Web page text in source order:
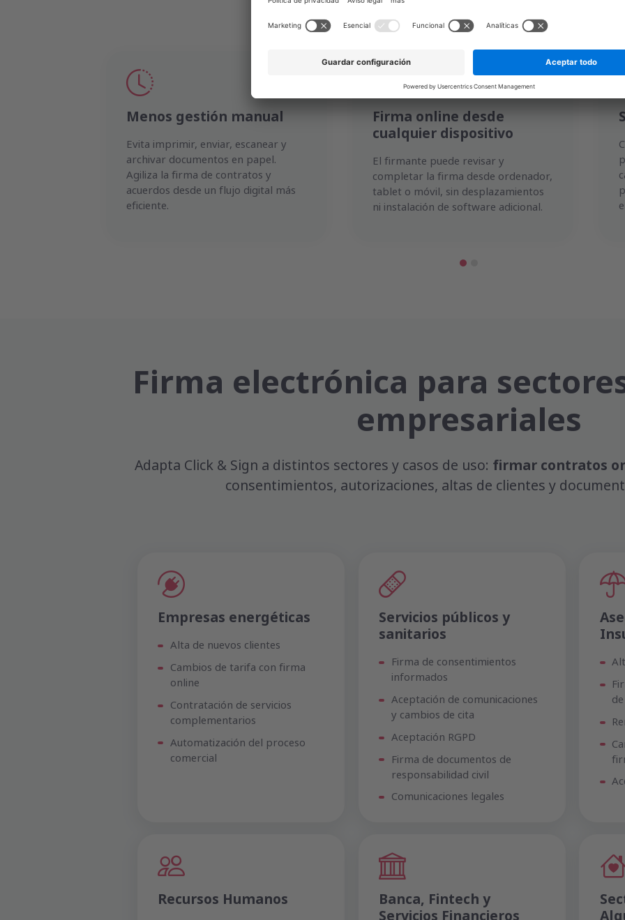
Menos gestión manual
Evita imprimir, enviar, escanear y
archivar documentos en papel.
Agiliza la firma de contratos y
acuerdos desde un flujo digital más
eficiente.
Firma online desde
cualquier dispositivo
El firmante puede revisar y
completar la firma desde ordenador,
tablet o móvil, sin desplazamientos
ni instalación de software adicional.
Firma electrónica para
empresariales
Adapta Click & Sign a distintos sectores y casos de uso: firmar contratos
consentimientos, autorizaciones, altas de clientes y
Empresas energéticas
Alta de nuevos clientes
Cambios de tarifa con firma
online
Contratación de servicios
complementarios
Automatización del proceso
comercial
Servicios públicos y
sanitarios
Firma de consentimientos
informados
Aceptación de comunicaciones
y cambios de cita
Aceptación RGPD
Firma de documentos de
responsabilidad civil
Comunicaciones legales
Recursos Humanos
Banca, Fintech y